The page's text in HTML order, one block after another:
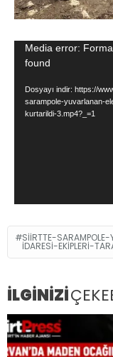
Video
oynatıcı
Media error:
found
Dosyayı indir: https://
sarampole-yuvarlanan-
kurtarildi-3.mp4?_=1
SIIRTTE-
IDARESI-EKIPLERI-
İLGİNİZİ